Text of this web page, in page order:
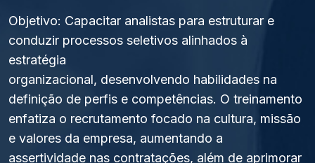
Eventos
Notícias
Contato
Objetivo: Capacitar analistas para estruturar e
conduzir processos seletivos alinhados à
estratégia
organizacional, desenvolvendo habilidades na
definição de perfis e competências. O treinamento
enfatiza o recrutamento focado na cultura, missão
e valores da empresa, aumentando a
assertividade nas contratações, além de aprimorar